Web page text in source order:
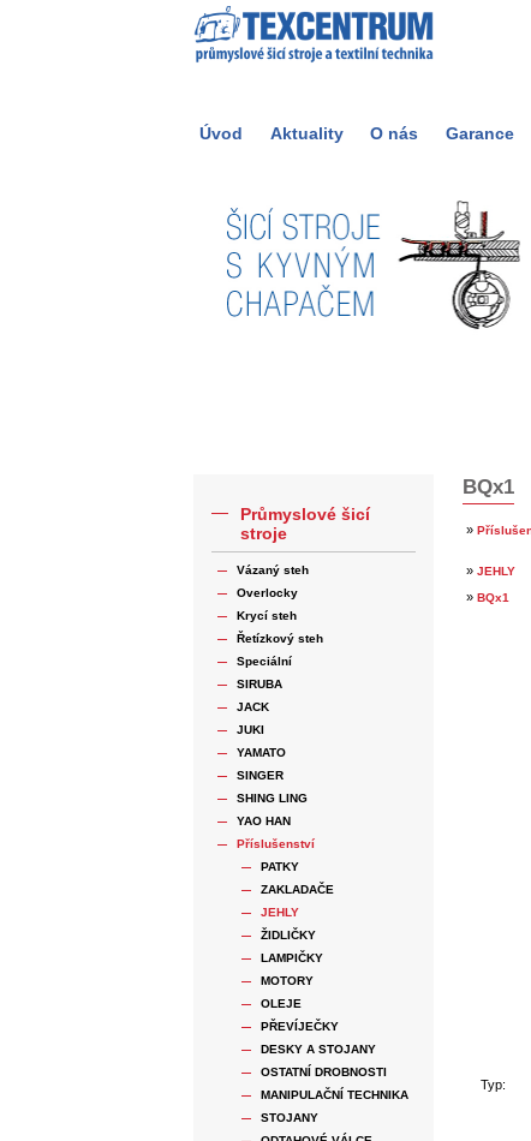
Úvod Aktuality O nás Garance
Průmyslové šicí
stroje
Vázaný steh
Overlocky
Krycí steh
Řetízkový steh
Speciální
SIRUBA
JACK
JUKI
YAMATO
SINGER
SHING LING
YAO HAN
Příslušenství
PATKY
ZAKLADAČE
JEHLY
ŽIDLIČKY
LAMPIČKY
MOTORY
OLEJE
PŘEVÍJEČKY
DESKY A STOJANY
OSTATNÍ DROBNOSTI
MANIPULAČNÍ TECHNIKA
STOJANY
BQx1
»
» JEHLY
» BQx1
Typ: